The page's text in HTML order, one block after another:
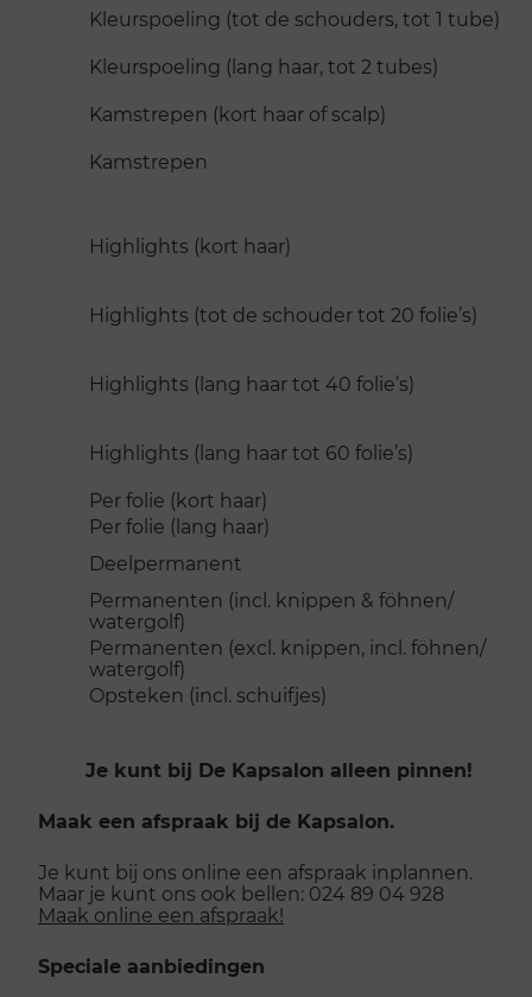
Kleurspoeling (tot de schouders, tot 1 tube)
Kleurspoeling (lang haar, tot 2 tubes)
Kamstrepen (kort haar of scalp)
Kamstrepen
Highlights (kort haar)
Highlights (tot de schouder tot 20 folie’s)
Highlights (lang haar tot 40 folie’s)
Highlights (lang haar tot 60 folie’s)
Per folie (kort haar)
Per folie (lang haar)
Permanenten (incl. knippen & föhnen/
watergolf)
Permanenten (excl. knippen, incl. föhnen/
watergolf)
Opsteken (incl.
Je kunt bij De Kapsalon alleen pinnen!
Maak een afspraak bij de Kapsalon.
Je kunt bij ons online een afspraak inplannen.
Maar je kunt ons ook bellen: 024 89 04 928
Maak online een afspraak!
Speciale aanbiedingen